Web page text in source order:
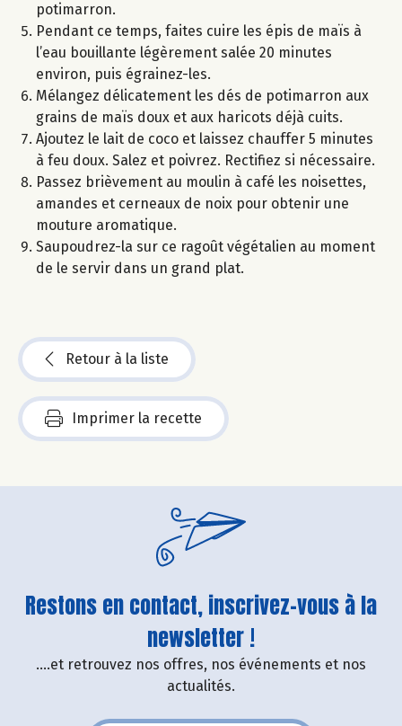
potimarron.
Pendant ce temps, faites cuire les épis de maïs à
l’eau bouillante légèrement salée 20 minutes
environ, puis égrainez-les.
Mélangez délicatement les dés de potimarron aux
grains de maïs doux et aux haricots déjà cuits.
Ajoutez le lait de coco et laissez chauffer 5 minutes
à feu doux. Salez et poivrez. Rectifiez si nécessaire.
Passez brièvement au moulin à café les noisettes,
amandes et cerneaux de noix pour obtenir une
mouture aromatique.
Saupoudrez-la sur ce ragoût végétalien au moment
de le servir dans un grand plat.
Retour à la liste
Imprimer la recette
Restons en contact, inscrivez-vous à la
newsletter !
....et retrouvez nos offres, nos événements et nos
actualités.